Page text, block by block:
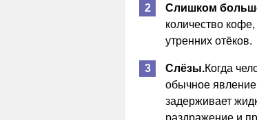
Слишком
количество
утренних отёков.
Слёзы.Когда
обычное
задерживает
раздражение и